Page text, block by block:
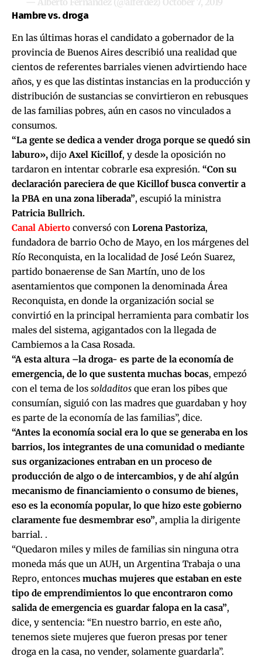
Hambre vs. droga
En las últimas horas el candidato a gobernador de la
provincia de Buenos Aires describió una realidad que
cientos de referentes barriales vienen advirtiendo hace
años, y es que las distintas instancias en la producción y
distribución de sustancias se convirtieron en rebusques
de las familias pobres, aún en casos no vinculados a
consumos.
“La gente se dedica a vender droga porque se quedó sin
laburo», dijoAxel Kicillof, y desde la oposición no
tardaron en intentar cobrarle esa expresión. “Con su
declaración pareciera de que Kicillof busca convertir a
la PBA en una zona liberada”, escupió la ministra
Patricia Bullrich.
Canal Abierto conversó con Lorena Pastoriza,
fundadora de barrio Ocho de Mayo, en los márgenes del
Río Reconquista, en la localidad de José León Suarez,
partido bonaerense de San Martín, uno de los
asentamientos que componen la denominada Área
Reconquista, en donde la organización social se
convirtió en la principal herramienta para combatir los
males del sistema, agigantados con la llegada de
Cambiemos a la Casa Rosada.
“A esta altura –la droga- es parte de la economía de
emergencia, de lo que sustenta muchas bocas, empezó
con el tema de los soldaditos que eran los pibes que
consumían, siguió con las madres que guardaban y hoy
es parte de la economía de las familias”, dice.
“Antes la economía social era lo que se generaba en los
barrios, los integrantes de una comunidad o mediante
sus organizaciones entraban en un proceso de
producción de algo o de intercambios, y de ahí algún
mecanismo de financiamiento o consumo de bienes,
eso es la economía popular, lo que hizo este gobierno
claramente fue desmembrar eso”, amplia la dirigente
barrial. .
“Quedaron miles y miles de familias sin ninguna otra
moneda más que un AUH, un Argentina Trabaja o una
Repro, entonces muchas mujeres que estaban en este
tipo de emprendimientos lo que encontraron como
salida de emergencia es guardar falopa en la casa”,
dice, y sentencia: “En nuestro barrio, en este año,
tenemos siete mujeres que fueron presas por tener
droga en la casa, no vender, solamente guardarla”.